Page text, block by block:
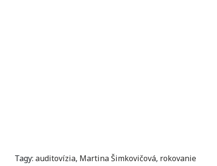
Tagy: auditovízia, Martina Šimkovičová, rokovanie